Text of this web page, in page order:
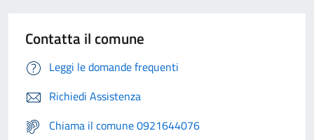
Contatta il comune
Leggi le domande frequenti
Richiedi Assistenza
Chiama il comune 0921644076